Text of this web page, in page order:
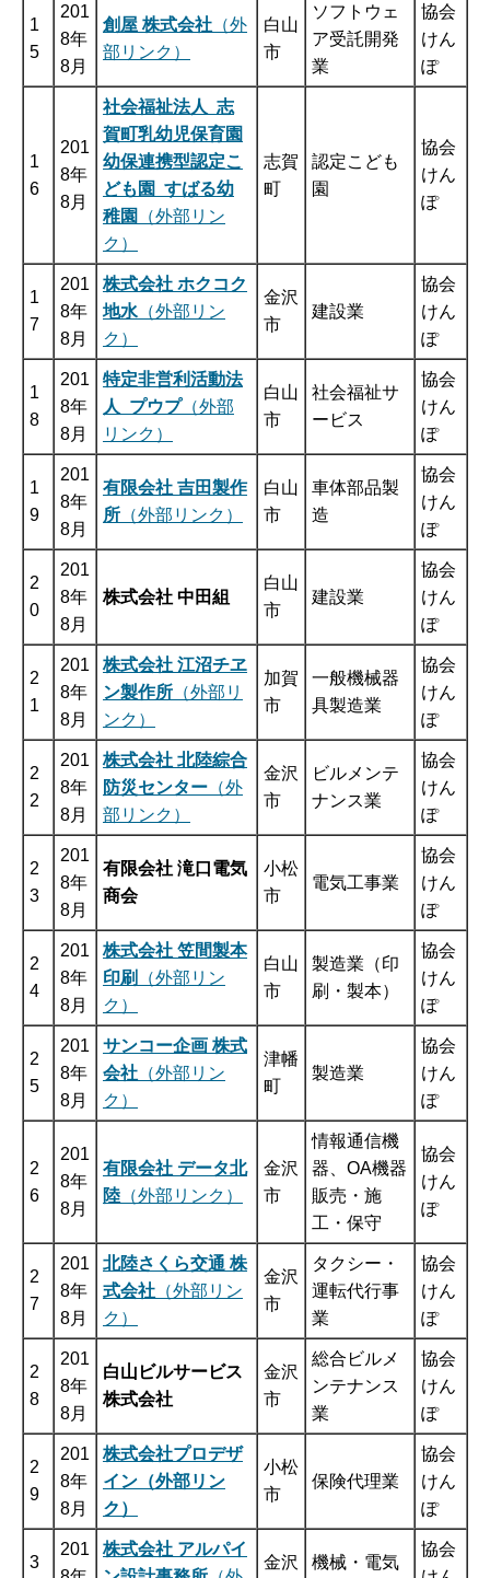
1
5
201
8年
8月
創屋 株式会社 （外
部リンク）
白山
市
ソフトウェ
ア受託開発
業
協会
けん
ぽ
1
6
201
8年
8月
社会福祉法人 志
賀町乳幼児保育園
幼保連携型認定こ
ども園 すばる幼
稚園
（外部リン
ク）
志賀
町
認定こども
園
協会
けん
ぽ
1
7
201
8年
8月
株式会社 ホクコク
地水（外部リン
ク）
金沢
市
建設業
協会
けん
ぽ
1
8
201
8年
8月
特定非営利活動法
人 プウプ（外部
リンク）
白山
市
社会福祉サ
ービス
協会
けん
ぽ
1
9
201
8年
8月
有限会社 吉田製作
所 （外部リンク）
白山
市
車体部品製
造
協会
けん
ぽ
2
0
201
8年
8月
株式会社 中田組
白山
市
建設業
協会
けん
ぽ
2
1
201
8年
8月
株式会社 江沼チヱ
ン製作所 （外部リ
ンク）
加賀
市
一般機械器
具製造業
協会
けん
ぽ
2
2
201
8年
8月
株式会社 北陸綜合
防災センター （外
部リンク）
金沢
市
ビルメンテ
ナンス業
協会
けん
ぽ
2
3
201
8年
8月
有限会社 滝口電気
商会
小松
市
電気工事業
協会
けん
ぽ
2
4
201
8年
8月
株式会社 笠間製本
印刷
（外部リン
ク）
白山
市
製造業（印
刷・製本）
協会
けん
ぽ
2
5
201
8年
8月
サンコー企画 株式
会社 （外部リン
ク）
津幡
町
製造業
協会
けん
ぽ
2
6
201
8年
8月
有限会社 データ北
陸 （外部リンク）
金沢
市
情報通信機
器、OA機器
販売・施
工・保守
協会
けん
ぽ
2
7
201
8年
8月
北陸さくら交通 株
式会社 （外部リン
ク）
金沢
市
タクシー・
運転代行事
業
協会
けん
ぽ
2
8
201
8年
8月
白山ビルサービス
株式会社
金沢
市
総合ビルメ
ンテナンス
業
協会
けん
ぽ
2
9
201
8年
8月
株式会社プロデザ
イン（外部リン
ク）
小松
市
保険代理業
協会
けん
ぽ
3
201
株式会社 アルパイ
金沢 機械・電気
協会